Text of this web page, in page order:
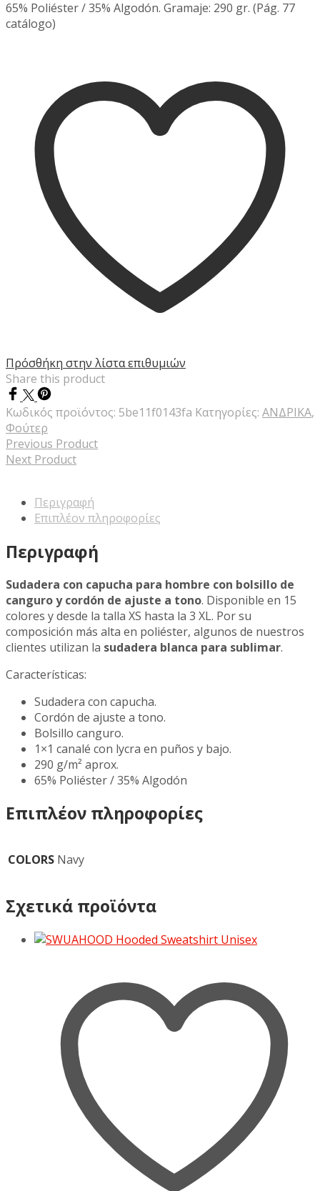
65% Poliéster / 35% Algodón. Gramaje: 290 gr. (Pág. 77
catálogo)
Πρόσθήκη στην λίστα επιθυμιών
Share this product
Κωδικός προϊόντος: 5be11f0143fa Κατηγορίες: ΑΝΔΡΙΚΑ,
Φούτερ
Previous Product
Next Product
Περιγραφή
Επιπλέον πληροφορίες
Περιγραφή
Sudadera con capucha para hombre con bolsillo de
canguro y cordón de ajuste a tono. Disponible en 15
colores y desde la talla XS hasta la 3 XL. Por su
composición más alta en poliéster, algunos de nuestros
clientes utilizan la sudadera blanca para sublimar.
Características:
Sudadera con capucha.
Cordón de ajuste a tono.
Bolsillo canguro.
1×1 canalé con lycra en puños y bajo.
290 g/m² aprox.
65% Poliéster / 35% Algodón
Επιπλέον πληροφορίες
COLORS Navy
Σχετικά προϊόντα